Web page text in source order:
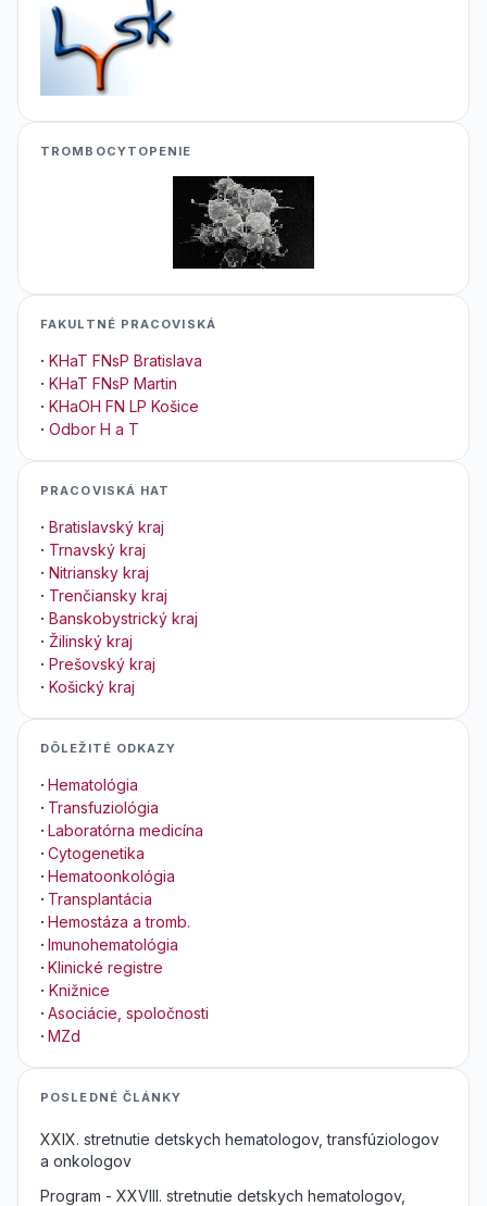
TROMBOCYTOPENIE
FAKULTNÉ PRACOVISKÁ
· KHaT FNsP Bratislava
· KHaT FNsP Martin
· KHaOH FN LP Košice
· Odbor H a T
PRACOVISKÁ HAT
· Bratislavský kraj
· Trnavský kraj
· Nitriansky kraj
· Trenčiansky kraj
· Banskobystrický kraj
· Žilinský kraj
· Prešovský kraj
· Košický kraj
DÔLEŽITÉ ODKAZY
· Hematológia
· Transfuziológia
· Laboratórna medicína
· Cytogenetika
· Hematoonkológia
· Transplantácia
· Hemostáza a tromb.
· Imunohematológia
· Klinické registre
· Knižnice
· Asociácie, spoločnosti
· MZd
POSLEDNÉ ČLÁNKY
XXIX. stretnutie detskych hematologov, transfúziologov
a onkologov
Program - XXVIII. stretnutie detskych hematologov,